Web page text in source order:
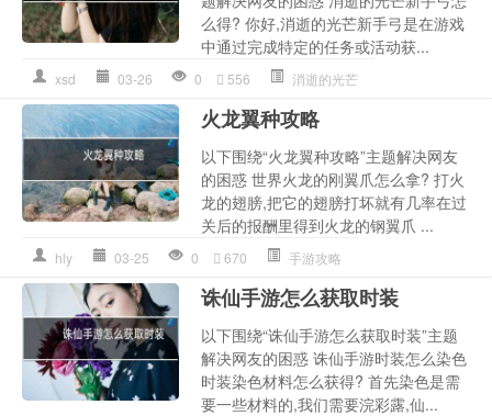
么得? 你好,消逝的光芒新手弓是在游戏
中通过完成特定的任务或活动获...
xsd 03-26 0 556 消逝的光芒
火龙翼种攻略
以下围绕“火龙翼种攻略”主题解决网友
的困惑 世界火龙的刚翼爪怎么拿? 打火
龙的翅膀,把它的翅膀打坏就有几率在过
关后的报酬里得到火龙的钢翼爪 ...
hly 03-25 0 670 手游攻略
诛仙手游怎么获取时装
以下围绕“诛仙手游怎么获取时装”主题
解决网友的困惑 诛仙手游时装怎么染色
时装染色材料怎么获得? 首先染色是需
要一些材料的,我们需要浣彩露,仙...